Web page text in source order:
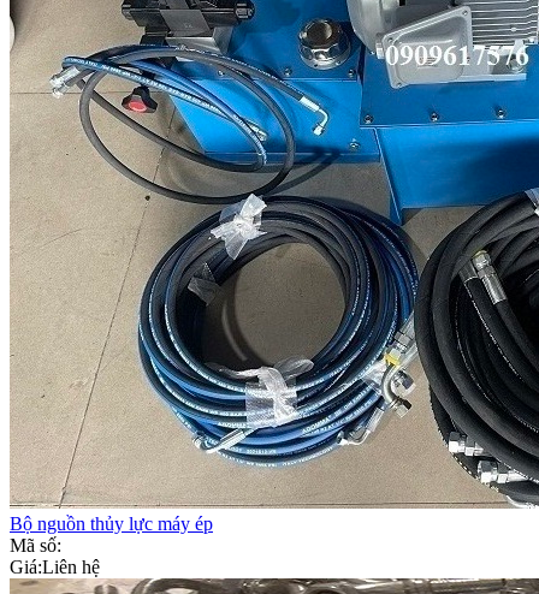
Bộ nguồn thủy lực máy ép
Mã số:
Giá:Liên hệ